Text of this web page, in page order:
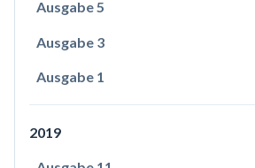
Ausgabe 5
Ausgabe 3
Ausgabe 1
2019